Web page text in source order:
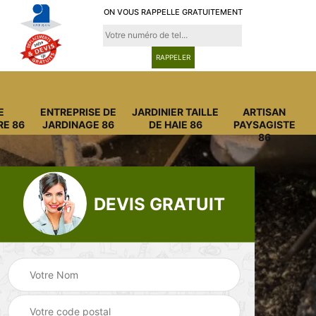
ON VOUS RAPPELLE GRATUITEMENT
86
ENTREPRISE DE
JARDINAGE 86
JARDINIER TAILLE
DE HAIE 86
ARTISAN
PAYSAGISTE
86
Entreprise de
jardinage 86
DEVIS GRATUIT